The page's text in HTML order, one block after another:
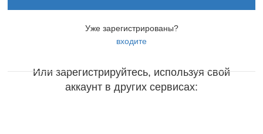
Уже зарегистрированы?
входите
Или зарегистрируйтесь, используя свой
аккаунт в других сервисах: